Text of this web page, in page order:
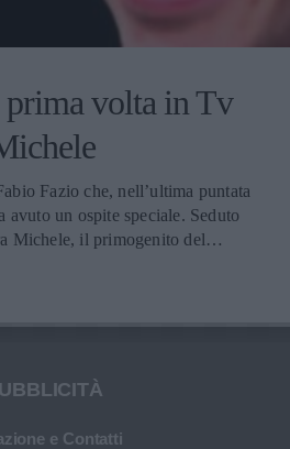
prima volta in Tv
Fazio che, nell’ultima puntata
avuto un ospite speciale. Seduto
Michele, il primogenito del
e Contatti